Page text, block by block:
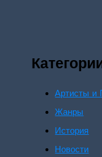
Артисты и
Жанры
История
Новости